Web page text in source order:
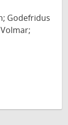
Godefridus